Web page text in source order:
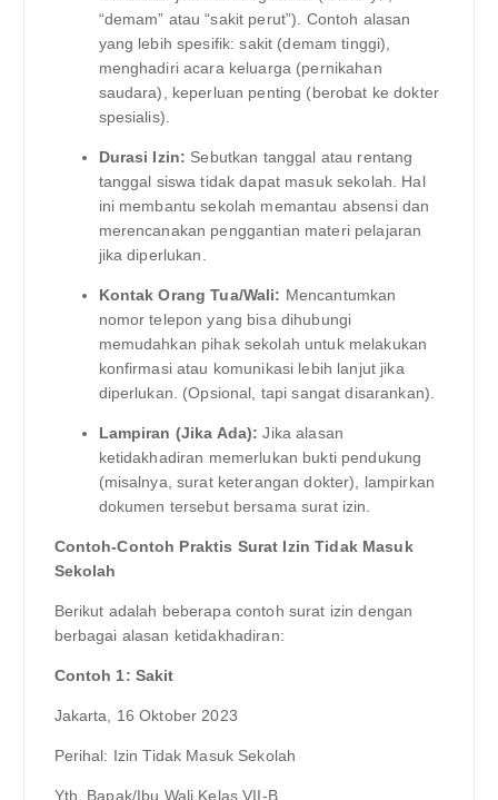
“demam” atau “sakit perut”). Contoh alasan
yang lebih spesifik: sakit (demam tinggi),
menghadiri acara keluarga (pernikahan
saudara), keperluan penting (berobat ke dokter
spesialis).
Durasi Izin: Sebutkan tanggal atau rentang
tanggal siswa tidak dapat masuk sekolah. Hal
ini membantu sekolah memantau absensi dan
merencanakan penggantian materi pelajaran
jika diperlukan.
Kontak Orang Tua/Wali: Mencantumkan
nomor telepon yang bisa dihubungi
memudahkan pihak sekolah untuk melakukan
konfirmasi atau komunikasi lebih lanjut jika
diperlukan. (Opsional, tapi sangat disarankan).
Lampiran (Jika Ada): Jika alasan
ketidakhadiran memerlukan bukti pendukung
(misalnya, surat keterangan dokter), lampirkan
dokumen tersebut bersama surat izin.
Contoh-Contoh Praktis Surat Izin Tidak Masuk
Sekolah
Berikut adalah beberapa contoh surat izin dengan
berbagai alasan ketidakhadiran:
Contoh 1: Sakit
Jakarta, 16 Oktober 2023
Perihal: Izin Tidak Masuk Sekolah
Yth. Bapak/Ibu Wali Kelas VII-B